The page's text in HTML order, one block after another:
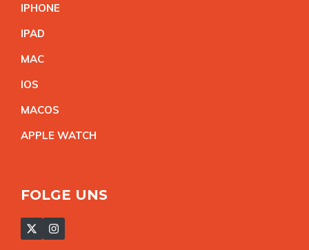
IPHONE
IPAD
MAC
IOS
MACOS
APPLE WATCH
FOLGE UNS